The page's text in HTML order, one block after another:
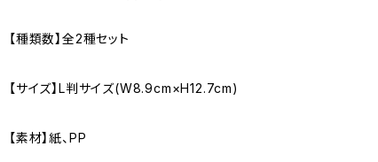
【種類数】全2種セット
【サイズ】L判サイズ(W8.9cm×H12.7cm)
【素材】紙、PP